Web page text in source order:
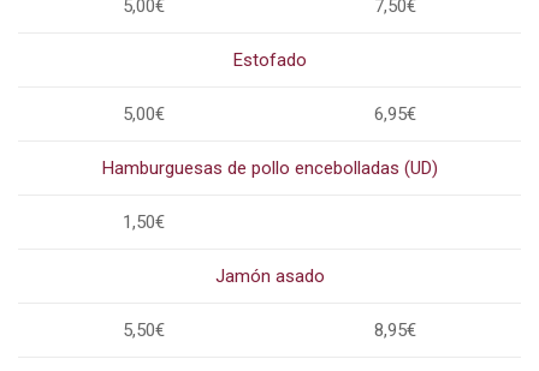
5,00€ 7,50€
Estofado
5,00€ 6,95€
Hamburguesas de pollo encebolladas (UD)
1,50€
Jamón asado
5,50€ 8,95€